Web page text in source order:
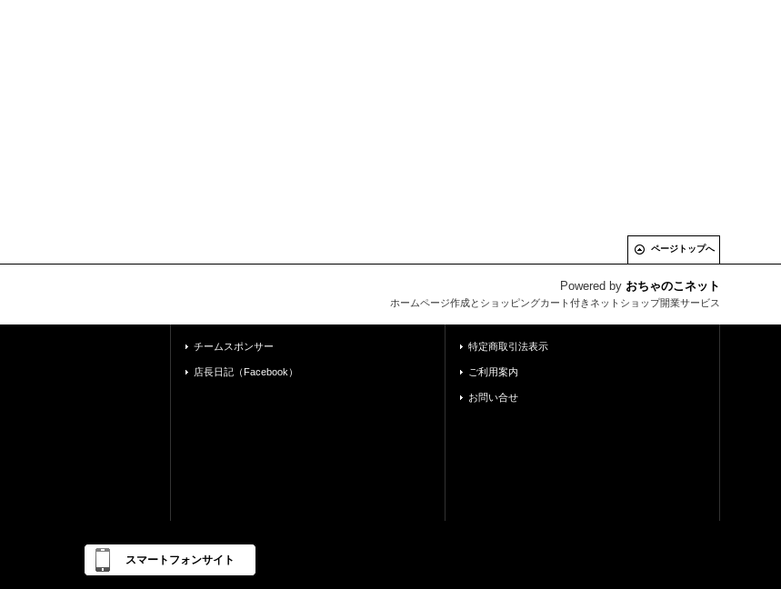
ページトップへ
Powered by おちゃのこネット
ホームページ作成とショッピングカート付きネットショップ開業サービス
チームスポンサー
店長日記（Facebook）
特定商取引法表示
ご利用案内
お問い合せ
スマートフォンサイト